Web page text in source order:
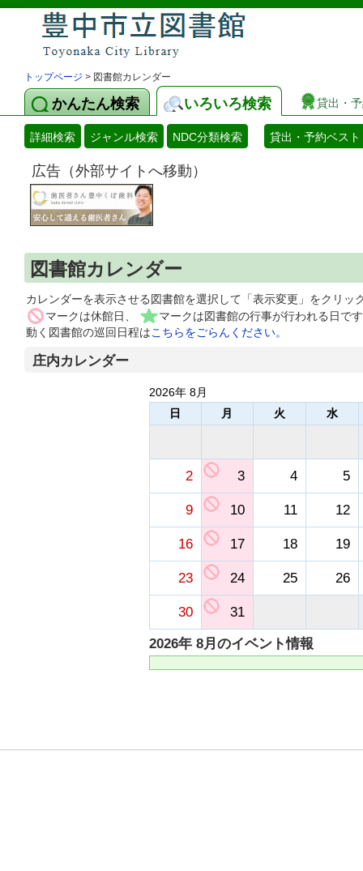
トップページ > 図書館カレンダー
かんたん検索 いろいろ検索 貸出・
詳細検索 ジャンル検索 NDC分類検索 貸出・予約ベスト
広告（外部サイトへ移動）
図書館カレンダー
カレンダーを表示させる図書館を選択して「表示変更」をクリッ
マークは休館日、
マークは図書館の行事が行われる日で
動く図書館の巡回日程はこちらをごらんください。
庄内カレンダー
2026年 8月
日
月 火 水
2 3 4 5
9 10 11 12
16 17 18 19
23 24 25 26
30
31
2026年 8月のイベント情報